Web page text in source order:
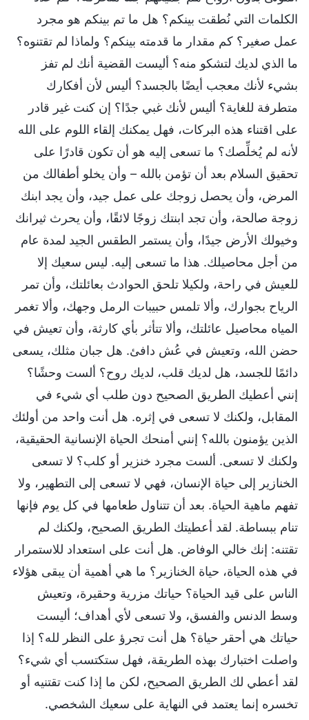
الكلمات التي نُطقت بينكم؟ هل ما تم بينكم هو مجرد
عمل صغير؟ كم مقدار ما قدمته بينكم؟ ولماذا لم تقتنوه؟
ما الذي لديك لتشكو منه؟ أليست القضية أنك لم تفز
بشيء لأنك معجب أيضًا بالجسد؟ أليس لأن أفكارك
متطرفة للغاية؟ أليس لأنك غبي جدًا؟ إن كنت غير قادر
على اقتناء هذه البركات، فهل يمكنك إلقاء اللوم على الله
لأنه لم يُخلِّصك؟ ما تسعى إليه هو أن تكون قادرًا على
تحقيق السلام بعد أن تؤمن بالله – وأن يخلو أطفالك من
المرض، وأن يحصل زوجك على عمل جيد، وأن يجد ابنك
زوجة صالحة، وأن تجد ابنتك زوجًا لائقًا، وأن يحرث ثيرانك
وخيولك الأرض جيدًا، وأن يستمر الطقس الجيد لمدة عام
من أجل محاصيلك. هذا ما تسعى إليه. ليس سعيك إلا
للعيش في راحة، ولكيلا تلحق الحوادث بعائلتك، وأن تمر
الرياح بجوارك، وألا تلمس حبيبات الرمل وجهك، وألا تغمر
المياه محاصيل عائلتك، وألا تتأثر بأي كارثة، وأن تعيش في
حضن الله، وتعيش في عُش دافئ. هل جبان مثلك، يسعى
دائمًا للجسد، هل لديك قلب، لديك روح؟ ألست وحشًا؟
إنني أعطيك الطريق الصحيح دون طلب أي شيء في
المقابل، ولكنك لا تسعى في إثره. هل أنت واحد من أولئك
الذين يؤمنون بالله؟ إنني أمنحك الحياة الإنسانية الحقيقية،
ولكنك لا تسعى. ألست مجرد خنزير أو كلب؟ لا تسعى
الخنازير إلى حياة الإنسان، فهي لا تسعى إلى التطهير، ولا
تفهم ماهية الحياة. بعد أن تتناول طعامها في كل يوم فإنها
تنام ببساطة. لقد أعطيتك الطريق الصحيح، ولكنك لم
تقتنه: إنك خالي الوفاض. هل أنت على استعداد للاستمرار
في هذه الحياة، حياة الخنازير؟ ما هي أهمية أن يبقى هؤلاء
الناس على قيد الحياة؟ حياتك مزرية وحقيرة، وتعيش
وسط الدنس والفسق، ولا تسعى لأي أهداف؛ أليست
حياتك هي أحقر حياة؟ هل أنت تجرؤ على النظر لله؟ إذا
واصلت اختبارك بهذه الطريقة، فهل ستكتسب أي شيء؟
لقد أعطي لك الطريق الصحيح، لكن ما إذا كنت تقتنيه أو
تخسره إنما يعتمد في النهاية على سعيك الشخصي.